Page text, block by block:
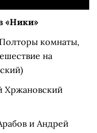
«Ники»
комнаты,
на
Хржановский
и Андрей